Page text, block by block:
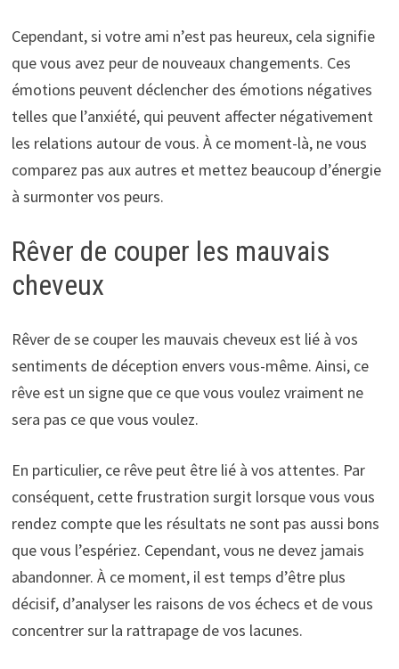
Cependant, si votre ami n’est pas heureux, cela signifie
que vous avez peur de nouveaux changements. Ces
émotions peuvent déclencher des émotions négatives
telles que l’anxiété, qui peuvent affecter négativement
les relations autour de vous. À ce moment-là, ne vous
comparez pas aux autres et mettez beaucoup d’énergie
à surmonter vos peurs.
Rêver de couper les mauvais
cheveux
Rêver de se couper les mauvais cheveux est lié à vos
sentiments de déception envers vous-même. Ainsi, ce
rêve est un signe que ce que vous voulez vraiment ne
sera pas ce que vous voulez.
En particulier, ce rêve peut être lié à vos attentes. Par
conséquent, cette frustration surgit lorsque vous vous
rendez compte que les résultats ne sont pas aussi bons
que vous l’espériez. Cependant, vous ne devez jamais
abandonner. À ce moment, il est temps d’être plus
décisif, d’analyser les raisons de vos échecs et de vous
concentrer sur la rattrapage de vos lacunes.